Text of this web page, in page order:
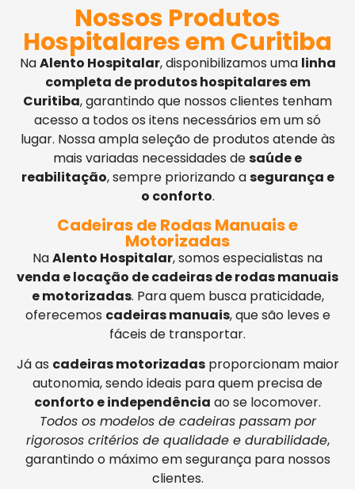
Nossos Produtos
Hospitalares em Curitiba
NaAlento Hospitalar, disponibilizamos uma linha
completa de produtos hospitalares em
Curitiba, garantindo que nossos clientes tenham
acesso a todos os itens necessários em um só
lugar. Nossa ampla seleção de produtos atende às
mais variadas necessidades desaúde e
reabilitação, sempre priorizando asegurança e
o conforto.
Cadeiras de Rodas Manuais e
Motorizadas
NaAlento Hospitalar, somos especialistas na
venda e locação de cadeiras de rodas manuais
e motorizadas. Para quem busca praticidade,
oferecemos cadeiras manuais, que são leves e
fáceis de transportar.
Já as cadeiras motorizadasproporcionam maior
autonomia, sendo ideais para quem precisa de
conforto e independência ao se locomover.
Todos os modelos de cadeiras passam por
rigorosos critérios de qualidade e durabilidade,
garantindo o máximo em segurança para nossos
clientes.